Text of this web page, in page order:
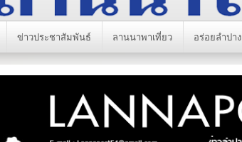
ข่าวประชาสัมพันธ์ ลานนาพาเที่ยว อร่อยลำปาง